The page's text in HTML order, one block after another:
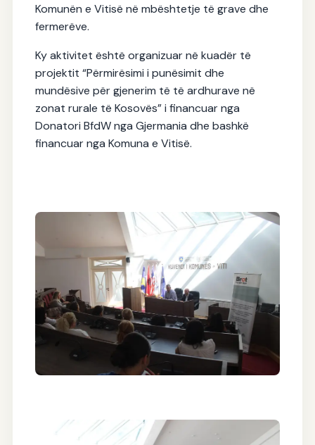
Komunën e Vitisë në mbështetje të grave dhe
fermerëve.
Ky aktivitet është organizuar në kuadër të
projektit “Përmirësimi i punësimit dhe
mundësive për gjenerim të të ardhurave në
zonat rurale të Kosovës” i financuar nga
Donatori BfdW nga Gjermania dhe bashkë
financuar nga Komuna e Vitisë.